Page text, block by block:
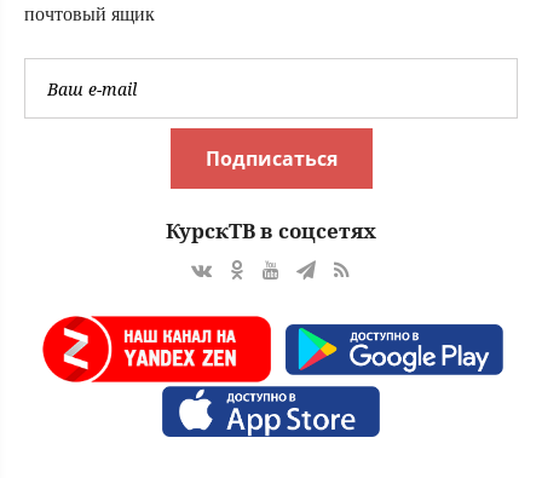
почтовый ящик
Подписаться
КурскТВ в соцсетях